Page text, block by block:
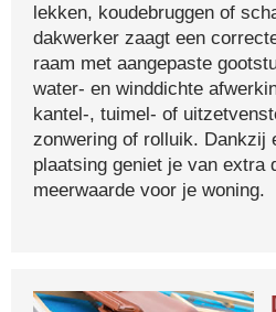
lekken, koudebruggen of
dakwerker zaagt een
raam met aangepaste
water- en winddichte
kantel-, tuimel- of
zonwering of rolluik. Dankzij
plaatsing geniet je van extra
meerwaarde voor je woning.